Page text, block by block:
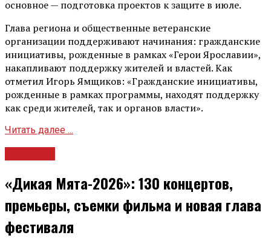
основное — подготовка проектов к защите в июле.
Глава региона и общественные ветеранские
организации поддерживают начинания: гражданские
инициативы, рожденные в рамках «Герои Ярославии»,
накапливают поддержку жителей и властей. Как
отметил Игорь Ямщиков: «Гражданские инициативы,
рожденные в рамках программы, находят поддержку
как среди жителей, так и органов власти».
Читать далее ...
«Дикая Мята-2026»: 130 концертов,
премьеры, съемки фильма и новая глава
фестиваля